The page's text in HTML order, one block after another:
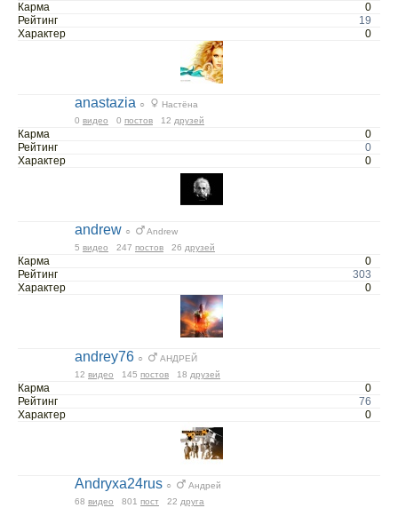
Карма
0
Рейтинг
19
Характер
0
anastazia ○
Настёна
0 видео 0 постов 12 друзей
Карма
0
Рейтинг
0
Характер
0
andrew ○
Andrew
5 видео 247 постов 26 друзей
Карма
0
Рейтинг
303
Характер
0
andrey76 ○
АНДРЕЙ
12 видео 145 постов 18 друзей
Карма
0
Рейтинг
76
Характер
0
Andryxa24rus ○
Андрей
68 видео 801 пост 22 друга